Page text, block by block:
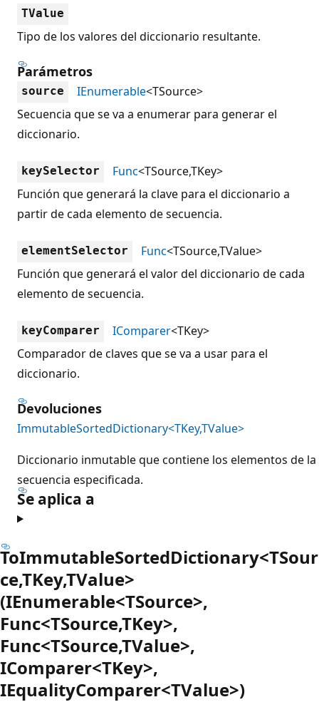
TValue
Tipo de los valores del diccionario resultante.
Parámetros
source IEnumerable<TSource>
Secuencia que se va a enumerar para generar el
diccionario.
keySelector Func<TSource,TKey>
Función que generará la clave para el diccionario a
partir de cada elemento de secuencia.
elementSelector Func<TSource,TValue>
Función que generará el valor del diccionario de cada
elemento de secuencia.
keyComparer IComparer<TKey>
Comparador de claves que se va a usar para el
diccionario.
Devoluciones
ImmutableSortedDictionary<TKey,TValue>
Diccionario inmutable que contiene los elementos de la
secuencia especificada.
Se aplica a
ToImmutableSortedDictionary<TSour
ce,TKey,TValue>
(IEnumerable<TSource>,
Func<TSource,TKey>,
Func<TSource,TValue>,
IComparer<TKey>,
IEqualityComparer<TValue>)